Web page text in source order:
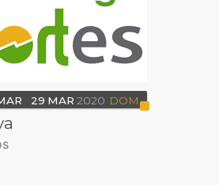
29 MAR 2020 DOM